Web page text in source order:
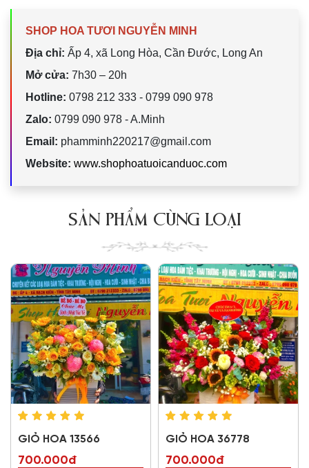
SHOP HOA TƯƠI NGUYỄN MINH
Địa chỉ: Ấp 4, xã Long Hòa, Cần Đước, Long An
Mở cửa: 7h30 – 20h
Hotline: 0798 212 333 - 0799 090 978
Zalo: 0799 090 978 - A.Minh
Email: phamminh220217@gmail.com
Website: www.shophoatuoicanduoc.com
SẢN PHẨM CÙNG LOẠI
GIỎ HOA 13566
700.000đ
GIỎ HOA 36778
700.000đ